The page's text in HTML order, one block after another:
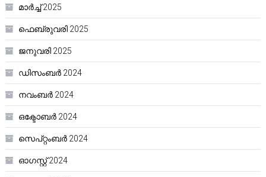
മാർച്ച്‌ 2025
ഫെബ്രുവരി 2025
ജനുവരി 2025
ഡിസംബർ 2024
നവംബർ 2024
ഒക്ടോബർ 2024
സെപ്റ്റംബർ 2024
ഓഗസ്റ്റ്‌ 2024